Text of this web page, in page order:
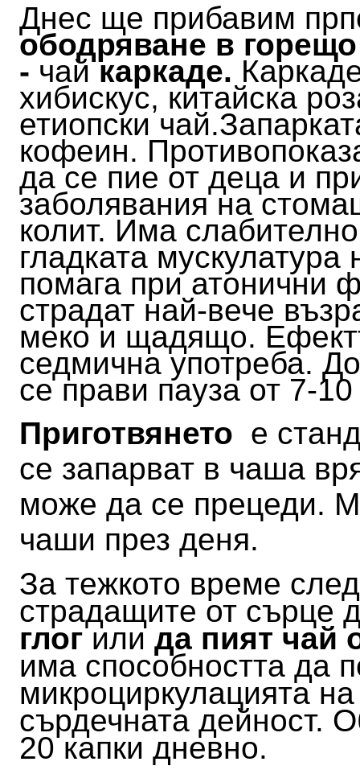
Днес ще прибавим
ободряване в
- чайкаркаде.
хибискус, китайска
етиопски чай.
кофеин.
да се пие от деца и
заболявания на
колит. Има
гладката
помага при атонични
страдат най-вече
меко и щадящо.
седмична употреба.
се прави пауза от 7-
Приготвянето е
се запарват в чаша
може да се прецеди.
чаши през деня.
За тежкото време
страдащите от сърце
глогили да пият чай
има способността да
микроциркулацията
сърдечната дейност.
20 капки дневно.